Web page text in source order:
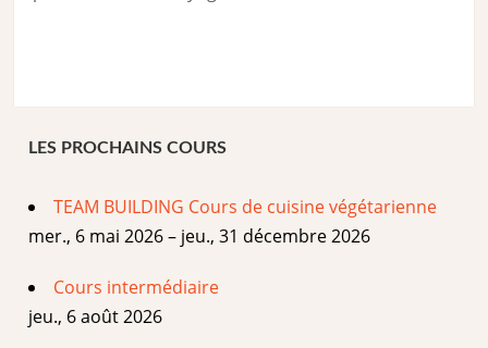
LES PROCHAINS COURS
TEAM BUILDING Cours de cuisine végétarienne
mer., 6 mai 2026 – jeu., 31 décembre 2026
Cours intermédiaire
jeu., 6 août 2026